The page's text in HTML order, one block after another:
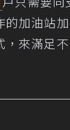
加油站
來滿足